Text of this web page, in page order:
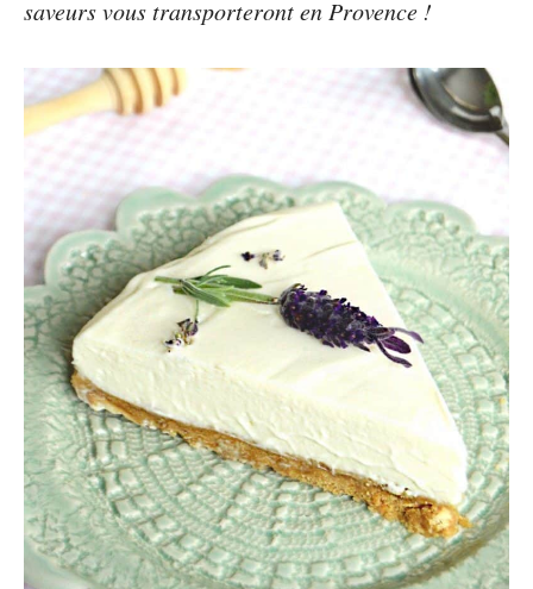
saveurs vous transporteront en Provence !